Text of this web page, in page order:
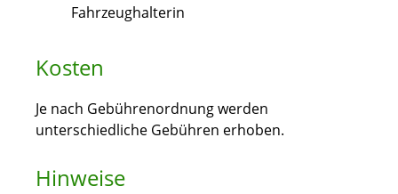
Fahrzeughalterin
Kosten
Je nach Gebührenordnung werden
unterschiedliche Gebühren erhoben.
Hinweise